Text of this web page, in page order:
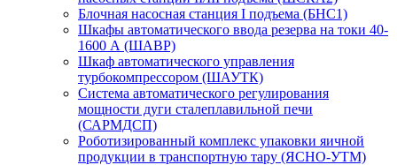
Блочная насосная станция I подъема (БНС1)
Шкафы автоматического ввода резерва на токи 40-
1600 А (ШАВР)
Шкаф автоматического управления
турбокомпрессором (ШАУТК)
Система автоматического регулирования
мощности дуги сталеплавильной печи
(САРМДСП)
Роботизированный комплекс упаковки яичной
продукции в транспортную тару (ЯСНО-УТМ)